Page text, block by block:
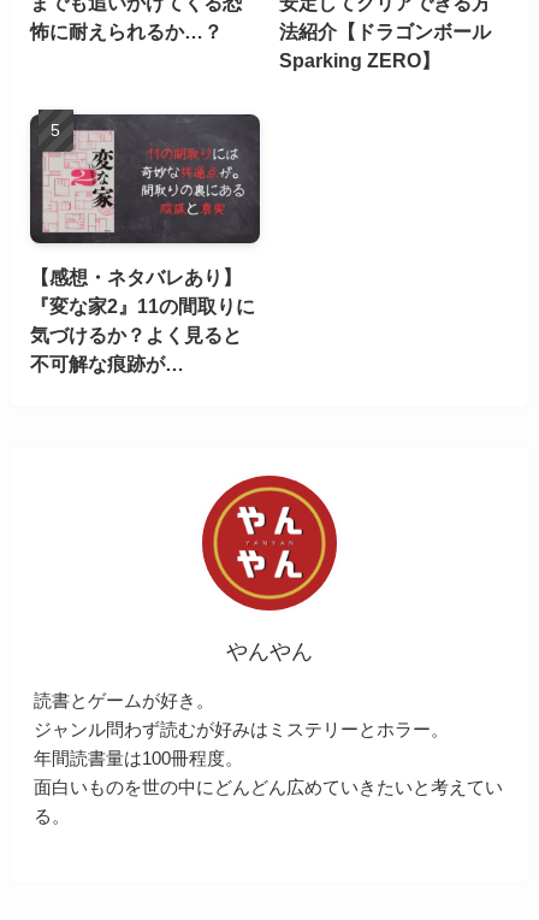
怖に耐えられるか…？
法紹介【ドラゴンボール
Sparking ZERO】
【感想・ネタバレあり】
『変な家2』11の間取りに
気づけるか？よく見ると
不可解な痕跡が…
やんやん
読書とゲームが好き。
ジャンル問わず読むが好みはミステリーとホラー。
年間読書量は100冊程度。
面白いものを世の中にどんどん広めていきたいと考えてい
る。